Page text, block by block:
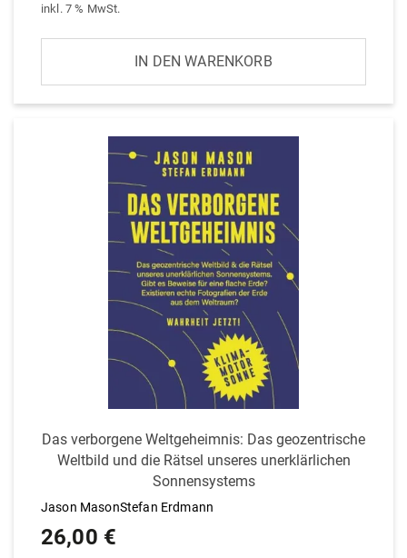
inkl. 7 % MwSt.
IN DEN WARENKORB
Das ver­borgene Welt­ge­heimnis: Das geo­zen­trische
Weltbild und die Rätsel unseres uner­klär­lichen
Sonnensystems
Jason MasonStefan Erdmann
26,00 €